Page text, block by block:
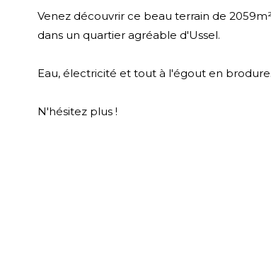
Venez découvrir ce beau terrain de
dans un quartier agréable d'Ussel.
Eau, électricité et tout à l'égout en brodure.
N'hésitez plus !